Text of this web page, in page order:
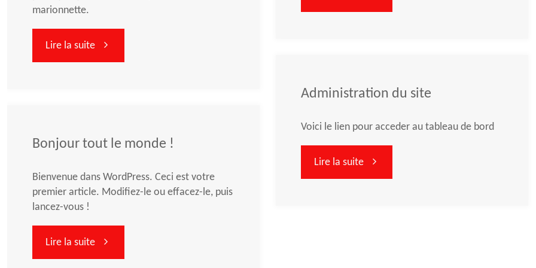
!"
marionnette.
Lire la suite"VOYAGE…
Mime
de
Avila"
Administration du site
Voici le lien pour acceder au tableau de bord
Lire la suite"Administration
Bonjour tout le monde !
Bienvenue dans WordPress. Ceci est votre
premier article. Modifiez-le ou effacez-le, puis
lancez-vous !
Lire la suite"Bonjour